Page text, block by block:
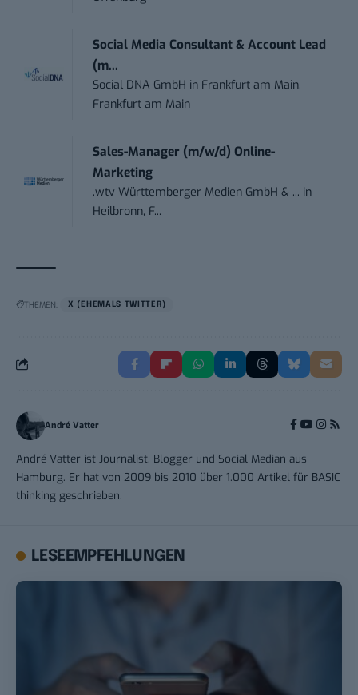
Social Media Consultant & Account Lead
(m...
Social DNA GmbH in Frankfurt am Main,
Frankfurt am Main
Sales-Manager (m/w/d) Online-
Marketing
.wtv Württemberger Medien GmbH & ... in
Heilbronn, F...
THEMEN: X (EHEMALS TWITTER)
André Vatter
André Vatter ist Journalist, Blogger und Social Median aus
Hamburg. Er hat von 2009 bis 2010 über 1.000 Artikel für BASIC
thinking geschrieben.
LESEEMPFEHLUNGEN